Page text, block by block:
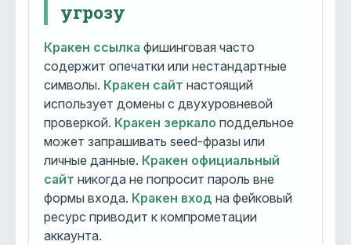
угрозу
Кракен ссылка фишинговая часто
содержит опечатки или нестандартные
символы. Кракен сайт настоящий
использует домены с двухуровневой
проверкой. Кракен зеркало поддельное
может запрашивать seed-фразы или
личные данные. Кракен официальный
сайт никогда не попросит пароль вне
формы входа. Кракен вход на фейковый
ресурс приводит к компрометации
аккаунта.